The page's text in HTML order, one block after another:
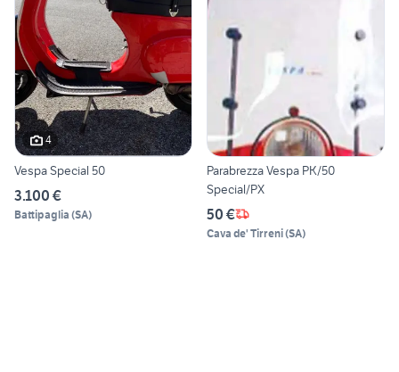
4
Vespa Special 50
3.100 €
Battipaglia (SA)
Parabrezza Vespa PK/50
Special/PX
50 €
Cava de' Tirreni(SA)